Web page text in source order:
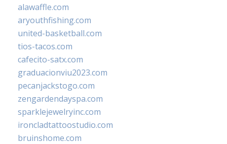
alawaffle.com
aryouthfishing.com
united-basketball.com
tios-tacos.com
cafecito-satx.com
graduacionviu2023.com
pecanjackstogo.com
zengardendayspa.com
sparklejewelryinc.com
ironcladtattoostudio.com
bruinshome.com